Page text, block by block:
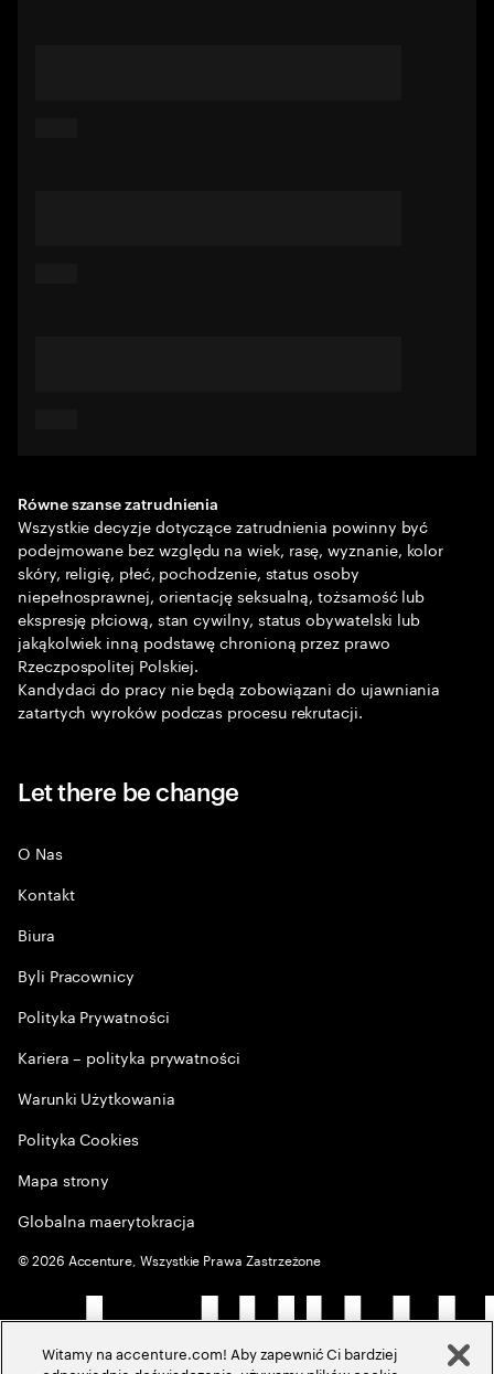
Równe szanse zatrudnienia
Wszystkie decyzje dotyczące zatrudnienia powinny być
podejmowane bez względu na wiek, rasę, wyznanie, kolor
skóry, religię, płeć, pochodzenie, status osoby
niepełnosprawnej, orientację seksualną, tożsamość lub
ekspresję płciową, stan cywilny, status obywatelski lub
jakąkolwiek inną podstawę chronioną przez prawo
Rzeczpospolitej Polskiej.
Kandydaci do pracy nie będą zobowiązani do ujawniania
zatartych wyroków podczas procesu rekrutacji.
Let there be change
O Nas
Kontakt
Biura
Byli Pracownicy
Polityka Prywatności
Kariera – polityka prywatności
Warunki Użytkowania
Polityka Cookies
Mapa strony
Globalna maerytokracja
©2026 Accenture, Wszystkie Prawa Zastrzeżone
Witamy na accenture.com! Aby zapewnić Ci bardziej